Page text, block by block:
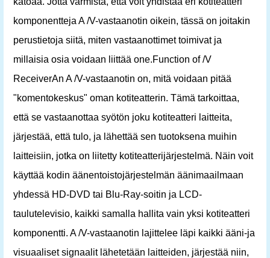
komponentteja A /V-vastaanotin oikein, tässä on joitakin
perustietoja siitä, miten vastaanottimet toimivat ja
millaisia ​​osia voidaan liittää one.Function of /V
ReceiverAn A /V-vastaanotin on, mitä voidaan pitää
"komentokeskus" oman kotiteatterin. Tämä tarkoittaa,
että se vastaanottaa syötön joku kotiteatteri laitteita,
järjestää, että tulo, ja lähettää sen tuotoksena muihin
laitteisiin, jotka on liitetty kotiteatterijärjestelmä. Näin voit
käyttää kodin äänentoistojärjestelmän äänimaailmaan
yhdessä HD-DVD tai Blu-Ray-soitin ja LCD-
taulutelevisio, kaikki samalla hallita vain yksi kotiteatteri
komponentti. A /V-vastaanotin lajittelee läpi kaikki ääni-ja
visuaaliset signaalit lähetetään laitteiden, järjestää niin,